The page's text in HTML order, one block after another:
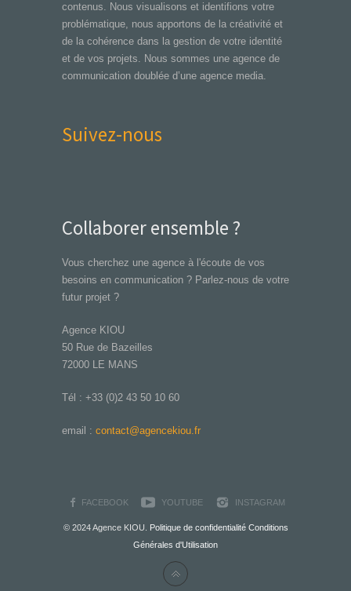
contenus. Nous visualisons et identifions votre
problématique, nous apportons de la créativité et
de la cohérence dans la gestion de votre identité
et de vos projets. Nous sommes une agence de
communication doublée d’une agence media.
Suivez-nous
Collaborer ensemble ?
Vous cherchez une agence à l'écoute de vos
besoins en communication ? Parlez-nous de votre
futur projet ?
Agence KIOU
50 Rue de Bazeilles
72000 LE MANS
Tél : +33 (0)2 43 50 10 60
email : contact@agencekiou.fr
FACEBOOK YOUTUBE INSTAGRAM
© 2024 Agence KIOU. Politique de confidentialité Conditions
Générales d'Utilisation